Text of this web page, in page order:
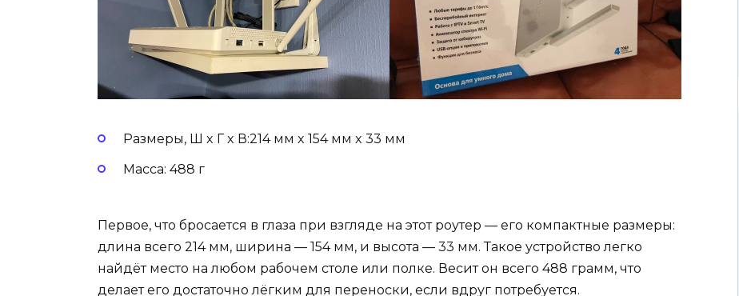
Размеры, Ш x Г x В:214 мм x 154 мм x 33 мм
Масса: 488 г
Первое, что бросается в глаза при взгляде на этот роутер — его компактные размеры:
длина всего 214 мм, ширина — 154 мм, и высота — 33 мм. Такое устройство легко
найдёт место на любом рабочем столе или полке. Весит он всего 488 грамм, что
делает его достаточно лёгким для переноски, если вдруг потребуется.